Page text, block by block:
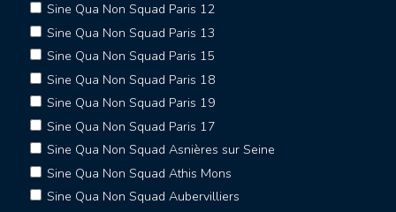
Sine Qua Non Squad Paris 12
Sine Qua Non Squad Paris 13
Sine Qua Non Squad Paris 15
Sine Qua Non Squad Paris 18
Sine Qua Non Squad Paris 19
Sine Qua Non Squad Paris 17
Sine Qua Non Squad Asnières sur Seine
Sine Qua Non Squad Athis Mons
Sine Qua Non Squad Aubervilliers